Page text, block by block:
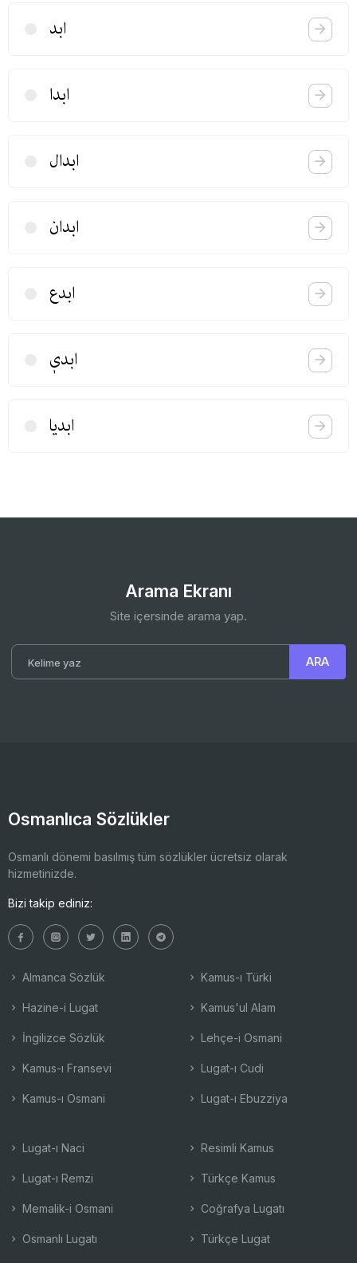
ابد
ابدا
ابدال
ابدان
ابدع
ابدیٖ
ابدیا
Arama Ekranı
Site içersinde arama yap.
Osmanlıca Sözlükler
Osmanlı dönemi basılmış tüm sözlükler ücretsiz olarak
hizmetinizde.
Bizi takip ediniz:
Almanca Sözlük
Hazine-i Lugat
İngilizce Sözlük
Kamus-ı Fransevi
Kamus-ı Osmani
Kamus-ı Türki
Kamus'ul Alam
Lehçe-i Osmani
Lugat-ı Cudi
Lugat-ı Ebuzziya
Lugat-ı Naci
Lugat-ı Remzi
Memalik-i Osmani
Osmanlı Lugatı
Resimli Kamus
Türkçe Kamus
Coğrafya Lugatı
Türkçe Lugat